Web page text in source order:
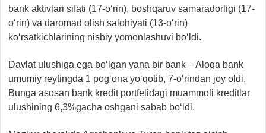
bank aktivlari sifati (17-o‘rin), boshqaruv samaradorligi (17-
o‘rin) va daromad olish salohiyati (13-o‘rin)
ko‘rsatkichlarining nisbiy yomonlashuvi bo‘ldi.
Davlat ulushiga ega bo‘lgan yana bir bank – Aloqa bank
umumiy reytingda 1 pog‘ona yo‘qotib, 7-o‘rindan joy oldi.
Bunga asosan bank kredit portfelidagi muammoli kreditlar
ulushining 6,3%gacha oshgani sabab bo‘ldi.